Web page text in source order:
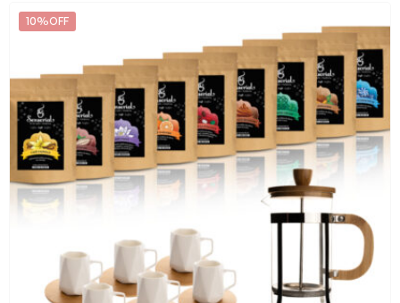
10%OFF